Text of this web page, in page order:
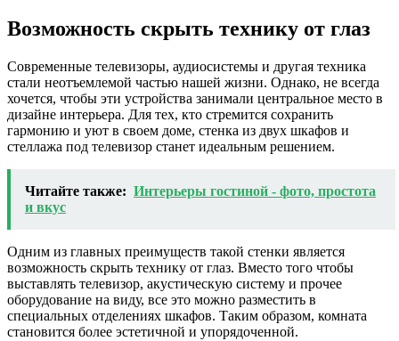
Возможность скрыть технику от глаз
Современные телевизоры, аудиосистемы и другая техника
стали неотъемлемой частью нашей жизни. Однако, не всегда
хочется, чтобы эти устройства занимали центральное место в
дизайне интерьера. Для тех, кто стремится сохранить
гармонию и уют в своем доме, стенка из двух шкафов и
стеллажа под телевизор станет идеальным решением.
Читайте также: Интерьеры гостиной - фото, простота
и вкус
Одним из главных преимуществ такой стенки является
возможность скрыть технику от глаз. Вместо того чтобы
выставлять телевизор, акустическую систему и прочее
оборудование на виду, все это можно разместить в
специальных отделениях шкафов. Таким образом, комната
становится более эстетичной и упорядоченной.